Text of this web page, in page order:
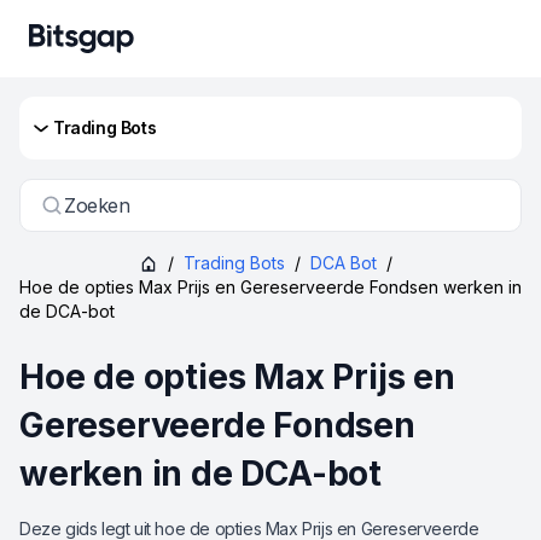
Trading Bots
Zoeken
/ Trading Bots / DCA Bot /
Hoe de opties Max Prijs en Gereserveerde Fondsen werken in
de DCA-bot
Hoe de opties Max Prijs en
Gereserveerde Fondsen
werken in de DCA-bot
Deze gids legt uit hoe de opties Max Prijs en Gereserveerde